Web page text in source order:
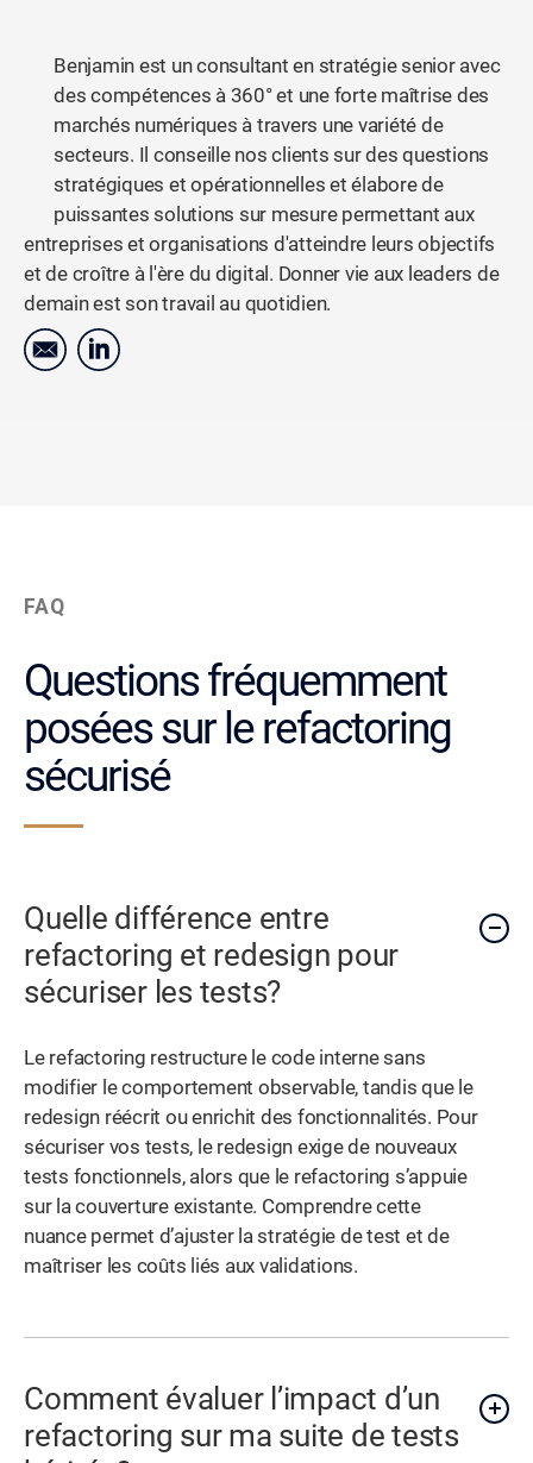
Benjamin est un consultant en stratégie senior avec
des compétences à 360° et une forte maîtrise des
marchés numériques à travers une variété de
secteurs. Il conseille nos clients sur des questions
stratégiques et opérationnelles et élabore de
puissantes solutions sur mesure permettant aux
entreprises et organisations d'atteindre leurs objectifs
et de croître à l'ère du digital. Donner vie aux leaders de
demain est son travail au quotidien.
FAQ
Questions fréquemment
posées sur le refactoring
sécurisé
Quelle différence entre
refactoring et redesign pour
sécuriser les tests?
Le refactoring restructure le code interne sans
modifier le comportement observable, tandis que le
redesign réécrit ou enrichit des fonctionnalités. Pour
sécuriser vos tests, le redesign exige de nouveaux
tests fonctionnels, alors que le refactoring s’appuie
sur la couverture existante. Comprendre cette
nuance permet d’ajuster la stratégie de test et de
maîtriser les coûts liés aux validations.
Comment évaluer l’impact d’un
refactoring sur ma suite de tests